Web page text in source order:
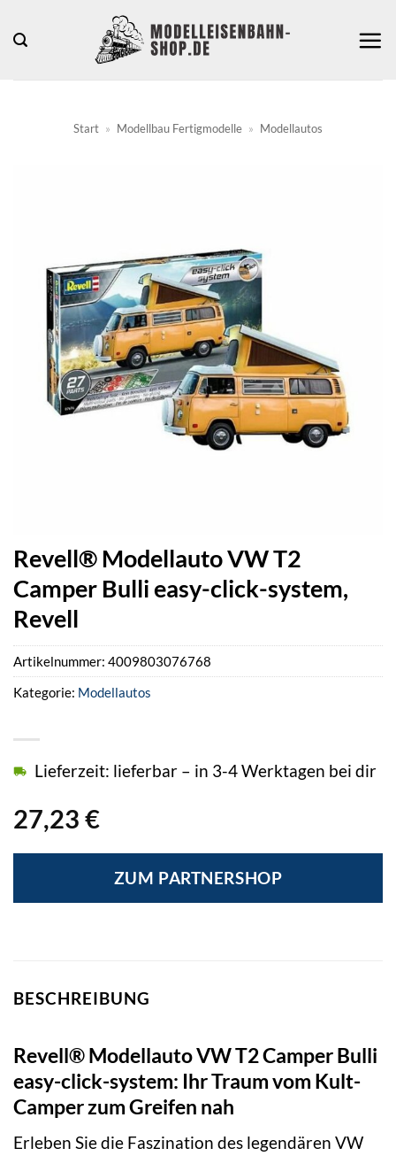
Inhalt
Start » Modellbau Fertigmodelle » Modellautos
Revell® Modellauto VW T2
Camper Bulli easy-click-system,
Revell
27,23 €
Lieferzeit: lieferbar – in 3-4 Werktagen bei dir
ZUM PARTNERSHOP
Artikelnummer: 4009803076768
Kategorie: Modellautos
BESCHREIBUNG
Revell® Modellauto VW T2 Camper Bulli
easy-click-system: Ihr Traum vom Kult-
Camper zum Greifen nah
Erleben Sie die Faszination des legendären VW